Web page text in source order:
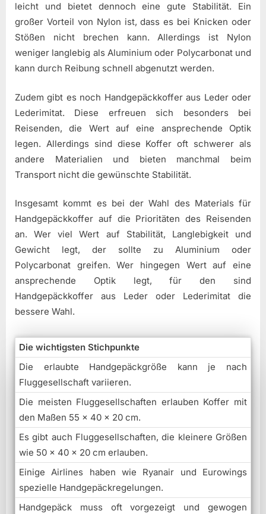
leicht und bietet dennoch eine gute Stabilität. Ein
großer Vorteil von Nylon ist, dass es bei Knicken oder
Stößen nicht brechen kann. Allerdings ist Nylon
weniger langlebig als Aluminium oder Polycarbonat und
kann durch Reibung schnell abgenutzt werden.
Zudem gibt es noch Handgepäckkoffer aus Leder oder
Lederimitat. Diese erfreuen sich besonders bei
Reisenden, die Wert auf eine ansprechende Optik
legen. Allerdings sind diese Koffer oft schwerer als
andere Materialien und bieten manchmal beim
Transport nicht die gewünschte Stabilität.
Insgesamt kommt es bei der Wahl des Materials für
Handgepäckkoffer auf die Prioritäten des Reisenden
an. Wer viel Wert auf Stabilität, Langlebigkeit und
Gewicht legt, der sollte zu Aluminium oder
Polycarbonat greifen. Wer hingegen Wert auf eine
ansprechende Optik legt, für den sind
Handgepäckkoffer aus Leder oder Lederimitat die
bessere Wahl.
Die wichtigsten Stichpunkte
Die erlaubte Handgepäckgröße kann je nach
Fluggesellschaft variieren.
Die meisten Fluggesellschaften erlauben Koffer mit
den Maßen 55 x 40 x 20 cm.
Es gibt auch Fluggesellschaften, die kleinere Größen
wie 50 x 40 x 20 cm erlauben.
Einige Airlines haben wie Ryanair und Eurowings
spezielle Handgepäckregelungen.
Handgepäck muss oft vorgezeigt und gewogen